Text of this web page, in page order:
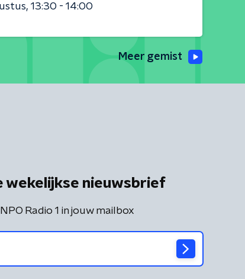
13:30 - 14:00
Meer gemist
wekelijkse nieuwsbrief
Radio 1 in jouw mailbox